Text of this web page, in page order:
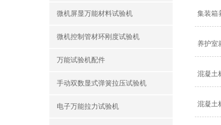
微机屏显万能材料试验机
微机控制管材环刚度试验机
万能试验机配件
手动双数显式弹簧拉压试验机
电子万能拉力试验机
集装箱
养护室
混凝土
混凝土